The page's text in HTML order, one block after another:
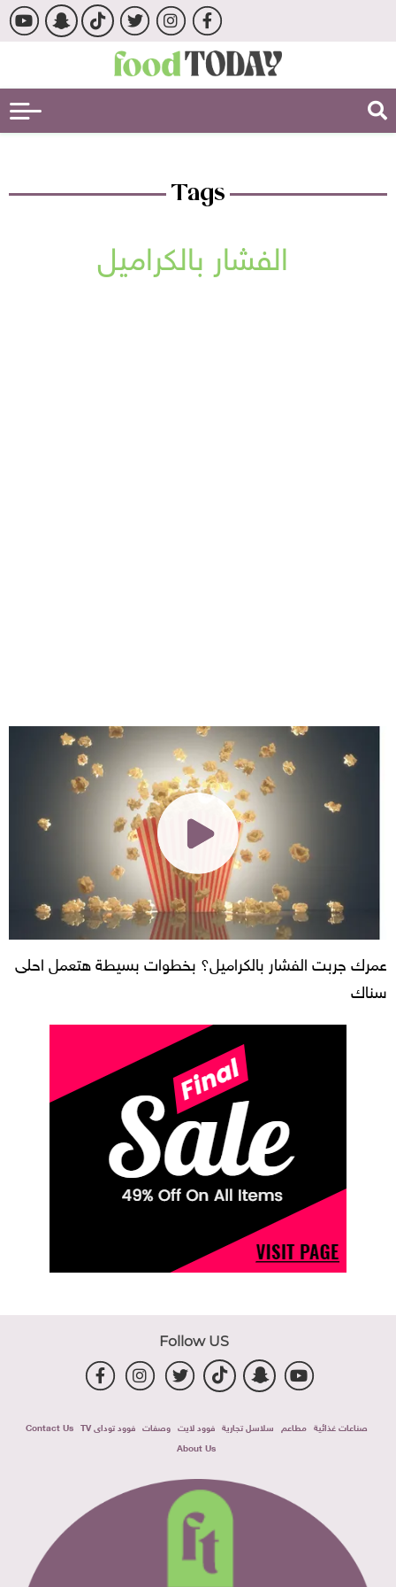
Tags
الفشار بالكراميل
عمرك جربت الفشار بالكراميل؟ بخطوات بسيطة هتعمل احلى
سناك
Follow US
صناعات غذائية مطاعم سلاسل تجارية فوود لايت وصفات فوود توداى TV
Contact Us
About Us